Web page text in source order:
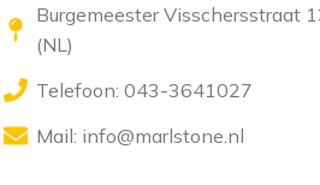
Burgemeester Visschersstraat
(NL)
Telefoon: 043-3641027
Mail: info@marlstone.nl